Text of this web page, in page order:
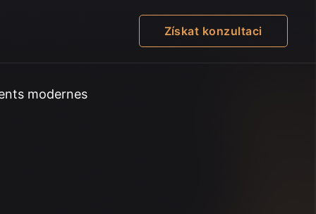
Získat konzultaci
modernes